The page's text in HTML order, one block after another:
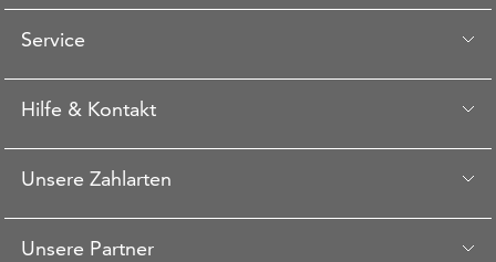
Service
Hilfe & Kontakt
Unsere Zahlarten
Unsere Partner